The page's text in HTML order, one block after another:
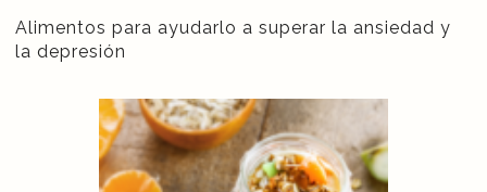
Alimentos para ayudarlo a superar la ansiedad y
la depresión